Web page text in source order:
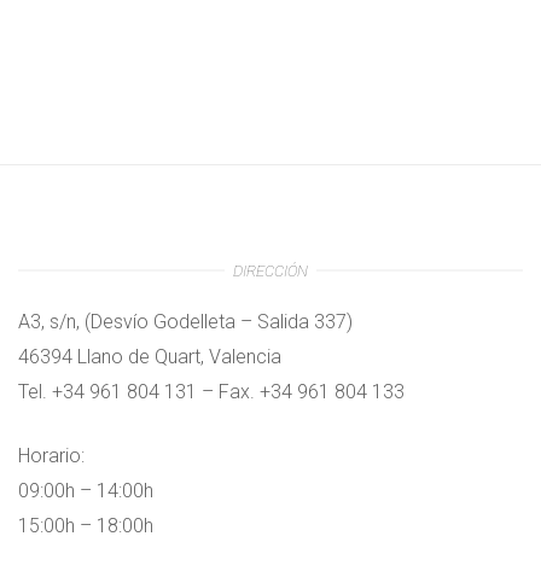
DIRECCIÓN
A3, s/n, (Desvío Godelleta – Salida 337)
46394 Llano de Quart, Valencia
Tel. +34 961 804 131 – Fax. +34 961 804 133
Horario:
09:00h – 14:00h
15:00h – 18:00h